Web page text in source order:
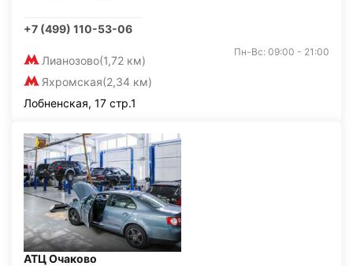
+7 (499) 110-53-06
Лианозово(1,72 км)
Яхромская(2,34 км)
Пн-Вс: 09:00 - 21:00
Лобненская, 17 стр.1
АТЦ Очаково